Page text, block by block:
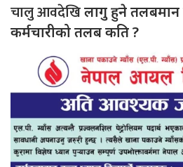
चालु आवदेखिलागु हुने
कर्मचारीको तलब कति ?